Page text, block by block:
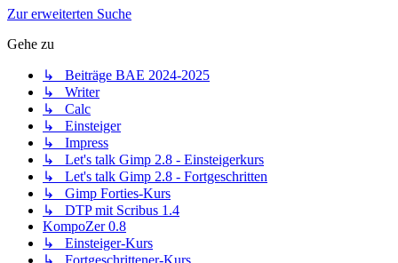
Zur erweiterten Suche
Gehe zu
↳ Beiträge BAE 2024-2025
↳ Writer
↳ Calc
↳ Einsteiger
↳ Impress
↳ Let's talk Gimp 2.8 - Einsteigerkurs
↳ Let's talk Gimp 2.8 - Fortgeschritten
↳ Gimp Forties-Kurs
↳ DTP mit Scribus 1.4
KompoZer 0.8
↳ Einsteiger-Kurs